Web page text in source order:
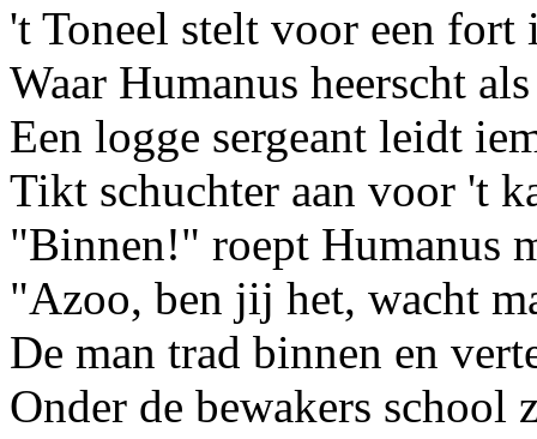
't Toneel stelt voor een fort
Waar Humanus heerscht
Een logge sergeant leidt
Tikt schuchter aan voor 't
"Binnen!" roept Humanus
"Azoo, ben jij het, wacht
De man trad binnen en
Onder de bewakers school